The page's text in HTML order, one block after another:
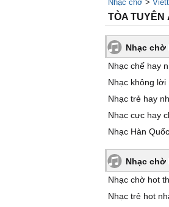
Nhạc chờ >
TÒA TUYÊN
Nhạc chờ
Nhạc chế hay
Nhạc không lời
Nhạc trẻ hay
Nhạc cực hay
Nhạc Hàn Quốc
Nhạc chờ
Nhạc chờ hot
Nhạc trẻ hot